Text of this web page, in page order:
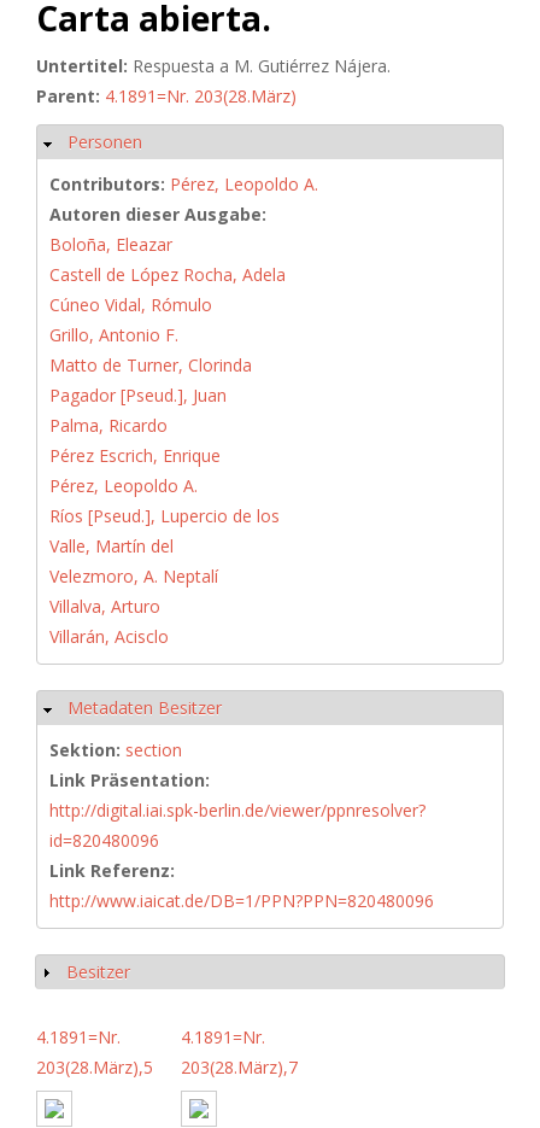
Carta abierta.
Untertitel: Respuesta a M. Gutiérrez Nájera.
Parent: 4.1891=Nr. 203(28.März)
Hide
Personen
Contributors: Pérez, Leopoldo A.
Autoren dieser Ausgabe:
Boloña, Eleazar
Castell de López Rocha, Adela
Cúneo Vidal, Rómulo
Grillo, Antonio F.
Matto de Turner, Clorinda
Pagador [Pseud.], Juan
Palma, Ricardo
Pérez Escrich, Enrique
Pérez, Leopoldo A.
Ríos [Pseud.], Lupercio de los
Valle, Martín del
Velezmoro, A. Neptalí
Villalva, Arturo
Villarán, Acisclo
Hide
Metadaten Besitzer
Sektion: section
Link Präsentation:
http://digital.iai.spk-berlin.de/viewer/ppnresolver?
id=820480096
Link Referenz:
http://www.iaicat.de/DB=1/PPN?PPN=820480096
Show
Besitzer
4.1891=Nr.
203(28.März),5
4.1891=Nr.
203(28.März),7